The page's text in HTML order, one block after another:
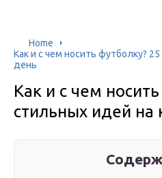
Home
Как и с чем носить футболку?
день
Как и с чем
стильных идей